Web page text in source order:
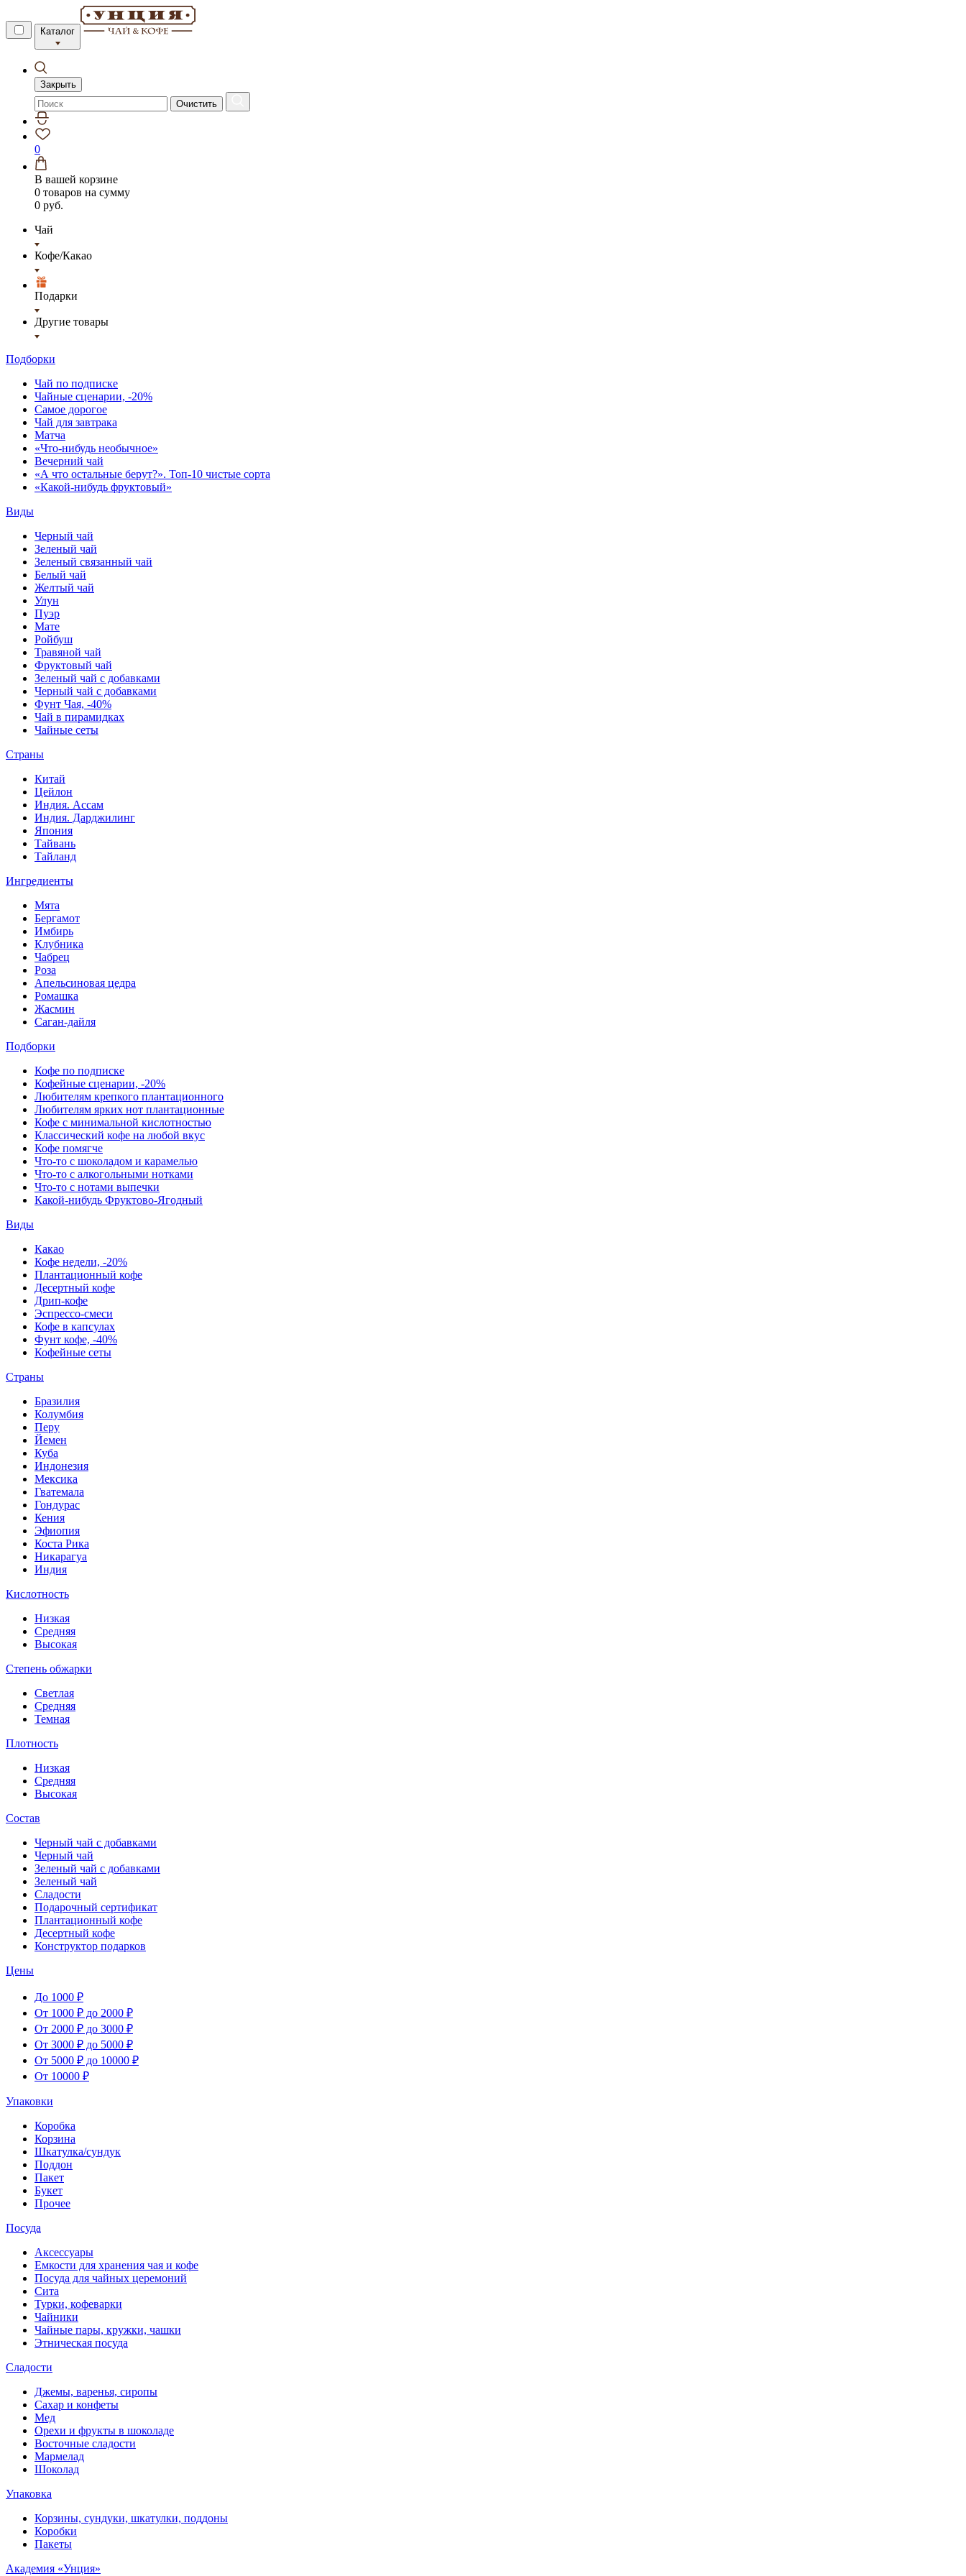
Каталог
Закрыть
Очистить
0
В вашей корзине
0 товаров на сумму
0 руб.
Чай
Кофе/Какао
Подарки
Другие товары
Подборки
Чай по подписке
Чайные сценарии, -20%
Самое дорогое
Чай для завтрака
Матча
«Что-нибудь необычное»
Вечерний чай
«А что остальные берут?». Топ-10 чистые сорта
«Какой-нибудь фруктовый»
Виды
Черный чай
Зеленый чай
Зеленый связанный чай
Белый чай
Желтый чай
Улун
Пуэр
Мате
Ройбуш
Травяной чай
Фруктовый чай
Зеленый чай с добавками
Черный чай с добавками
Фунт Чая, -40%
Чай в пирамидках
Чайные сеты
Страны
Китай
Цейлон
Индия. Ассам
Индия. Дарджилинг
Япония
Тайвань
Тайланд
Ингредиенты
Мята
Бергамот
Имбирь
Клубника
Чабрец
Роза
Апельсиновая цедра
Ромашка
Жасмин
Саган-дайля
Подборки
Кофе по подписке
Кофейные сценарии, -20%
Любителям крепкого плантационного
Любителям ярких нот плантационные
Кофе с минимальной кислотностью
Классический кофе на любой вкус
Кофе помягче
Что-то с шоколадом и карамелью
Что-то с алкогольными нотками
Что-то с нотами выпечки
Какой-нибудь Фруктово-Ягодный
Виды
Какао
Кофе недели, -20%
Плантационный кофе
Десертный кофе
Дрип-кофе
Эспрессо-смеси
Кофе в капсулах
Фунт кофе, -40%
Кофейные сеты
Страны
Бразилия
Колумбия
Перу
Йемен
Куба
Индонезия
Мексика
Гватемала
Гондурас
Кения
Эфиопия
Коста Рика
Никарагуа
Индия
Кислотность
Низкая
Средняя
Высокая
Степень обжарки
Светлая
Средняя
Темная
Плотность
Низкая
Средняя
Высокая
Состав
Черный чай с добавками
Черный чай
Зеленый чай с добавками
Зеленый чай
Сладости
Подарочный сертификат
Плантационный кофе
Десертный кофе
Конструктор подарков
Цены
До 1000 ₽
От 1000 ₽ до 2000 ₽
От 2000 ₽ до 3000 ₽
От 3000 ₽ до 5000 ₽
От 5000 ₽ до 10000 ₽
От 10000 ₽
Упаковки
Коробка
Корзина
Шкатулка/сундук
Поддон
Пакет
Букет
Прочее
Посуда
Аксессуары
Емкости для хранения чая и кофе
Посуда для чайных церемоний
Сита
Турки, кофеварки
Чайники
Чайные пары, кружки, чашки
Этническая посуда
Сладости
Джемы, варенья, сиропы
Сахар и конфеты
Мед
Орехи и фрукты в шоколаде
Восточные сладости
Мармелад
Шоколад
Упаковка
Корзины, сундуки, шкатулки, поддоны
Коробки
Пакеты
Академия «Унция»